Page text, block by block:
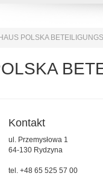
POLSKA
Kontakt
ul. Przemysłowa 1
64-130 Rydzyna
tel. +48 65 525 57 00